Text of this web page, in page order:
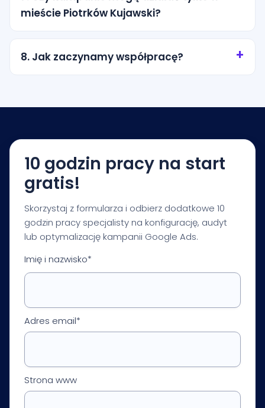
komunikat i pozwala lepiej dopasować reklamę do
konkretnej usługi lub lokalizacji.
mieście Piotrków Kujawski?
Tak. Możemy kierować reklamy na konkretne
miasto, promień wokół lokalizacji albo wybrane
obszary obsługi. Zakres ustalamy tak, aby nie
8. Jak zaczynamy współpracę?
rekomendacje dotyczące budżetu, struktury
optymalizacji.
10 godzin pracy na start
gratis!
Skorzystaj z formularza i odbierz dodatkowe 10
godzin pracy specjalisty na konfigurację, audyt
lub optymalizację kampanii Google Ads.
Imię i nazwisko*
Adres email*
Strona www